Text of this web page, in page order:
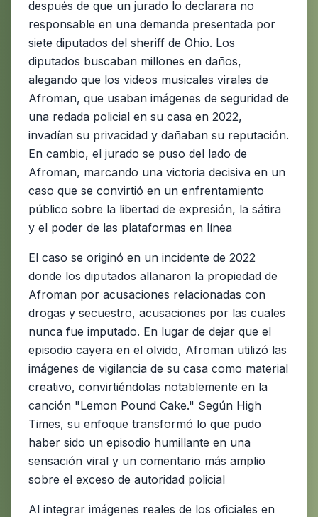
después de que un jurado lo declarara no
responsable en una demanda presentada por
siete diputados del sheriff de Ohio. Los
diputados buscaban millones en daños,
alegando que los videos musicales virales de
Afroman, que usaban imágenes de seguridad de
una redada policial en su casa en 2022,
invadían su privacidad y dañaban su reputación.
En cambio, el jurado se puso del lado de
Afroman, marcando una victoria decisiva en un
caso que se convirtió en un enfrentamiento
público sobre la libertad de expresión, la sátira
y el poder de las plataformas en línea
El caso se originó en un incidente de 2022
donde los diputados allanaron la propiedad de
Afroman por acusaciones relacionadas con
drogas y secuestro, acusaciones por las cuales
nunca fue imputado. En lugar de dejar que el
episodio cayera en el olvido, Afroman utilizó las
imágenes de vigilancia de su casa como material
creativo, convirtiéndolas notablemente en la
canción "Lemon Pound Cake." Según High
Times, su enfoque transformó lo que pudo
haber sido un episodio humillante en una
sensación viral y un comentario más amplio
sobre el exceso de autoridad policial
Al integrar imágenes reales de los oficiales en